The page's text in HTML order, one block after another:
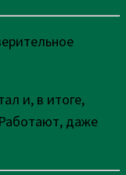
и, в итоге,
даже